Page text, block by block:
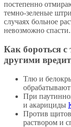
постепенно
темно-зеленые
случаях больное
невозможно спасти.
Как бороться
другими
Тлю и
При
и акарициды
Против
раствором и